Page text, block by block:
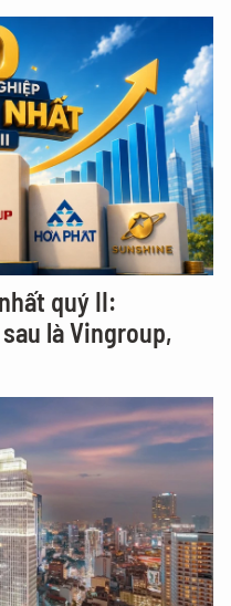
quý II:
là Vingroup,